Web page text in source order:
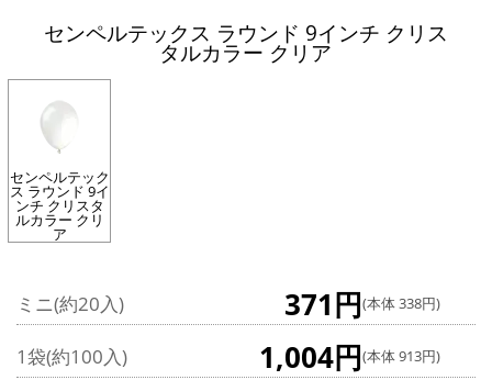
センペルテックス ラウンド 9インチ クリス
タルカラー クリア
センペルテック
ス ラウンド 9イ
ンチ クリスタ
ルカラー クリ
ア
ミニ(約20入) 371円(本体 338円)
1袋(約100入) 1,004円(本体 913円)